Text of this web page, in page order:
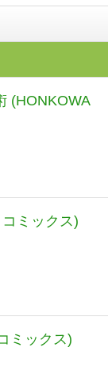
(HONKOWA
ミックス)
ミックス)